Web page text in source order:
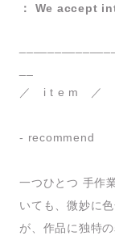
： We accept
／ i t e m ／
- recommend
一つひとつ 手作
いても、微妙に
が、作品に独特